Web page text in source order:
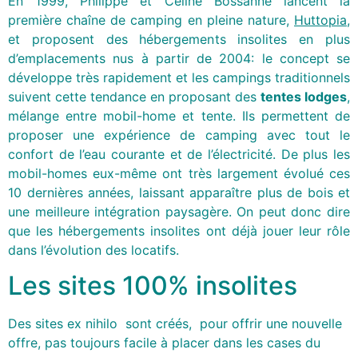
première chaîne de camping en pleine nature, Huttopia,
et proposent des hébergements insolites en plus
d’emplacements nus à partir de 2004: le concept se
développe très rapidement et les campings traditionnels
suivent cette tendance en proposant des tentes lodges,
mélange entre mobil-home et tente. Ils permettent de
proposer une expérience de camping avec tout le
confort de l’eau courante et de l’électricité. De plus les
mobil-homes eux-même ont très largement évolué ces
10 dernières années, laissant apparaître plus de bois et
une meilleure intégration paysagère. On peut donc dire
que les hébergements insolites ont déjà jouer leur rôle
dans l’évolution des locatifs.
Les sites 100% insolites
Des sites ex nihilo sont créés, pour offrir une nouvelle
offre, pas toujours facile à placer dans les cases du